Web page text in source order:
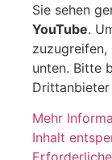
Sie sehen
YouTube.
unten. Bitte
Mehr
Inhalt